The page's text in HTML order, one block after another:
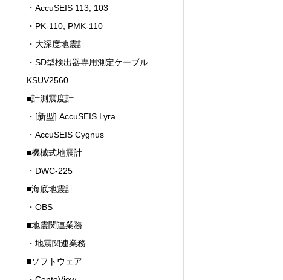
・AccuSEIS 113, 103
・PK-110, PMK-110
・大深度地震計
・SD型検出器専用測定ケーブル
KSUV2560
■計測震度計
・[新型] AccuSEIS Lyra
・AccuSEIS Cygnus
■機械式地震計
・DWC-225
■海底地震計
・OBS
■地震関連業務
・地震関連業務
■ソフトウェア